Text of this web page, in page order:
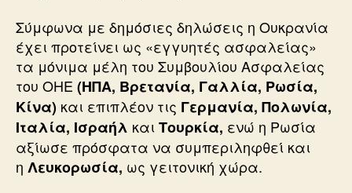
Σύμφωνα με δημόσιες δηλώσεις η Ουκρανία
έχει προτείνει ως «εγγυητές ασφαλείας»
τα μόνιμα μέλη του Συμβουλίου Ασφαλείας
του ΟΗΕ (ΗΠΑ, Βρετανία, Γαλλία, Ρωσία,
Κίνα) και επιπλέον τις Γερμανία, Πολωνία,
Ιταλία, Ισραήλ καιΤουρκία, ενώ η Ρωσία
αξίωσε πρόσφατα να συμπεριληφθεί και
η Λευκορωσία, ως γειτονική χώρα.